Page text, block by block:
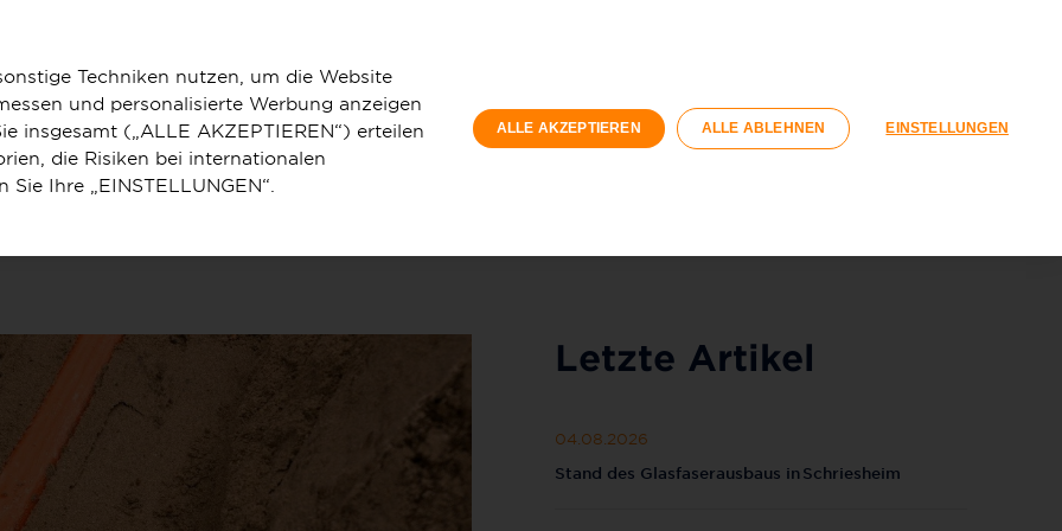
Registrieren
Letzte Artikel
04.08.2026
Stand des Glasfaserausbaus in Schriesheim
Techniken nutzen, um die Website
und personalisierte Werbung anzeigen
insgesamt („ALLE AKZEPTIEREN“) erteilen
die Risiken bei internationalen
Ihre „EINSTELLUNGEN“.
ALLE AKZEPTIEREN ALLE ABLEHNEN EINSTELLUNGEN